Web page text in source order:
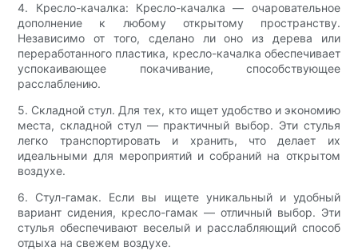
4. Кресло-качалка: Кресло-качалка — очаровательное
дополнение к любому открытому пространству.
Независимо от того, сделано ли оно из дерева или
переработанного пластика, кресло-качалка обеспечивает
успокаивающее покачивание, способствующее
расслаблению.
5. Складной стул. Для тех, кто ищет удобство и экономию
места, складной стул — практичный выбор. Эти стулья
легко транспортировать и хранить, что делает их
идеальными для мероприятий и собраний на открытом
воздухе.
6. Стул-гамак. Если вы ищете уникальный и удобный
вариант сидения, кресло-гамак — отличный выбор. Эти
стулья обеспечивают веселый и расслабляющий способ
отдыха на свежем воздухе.